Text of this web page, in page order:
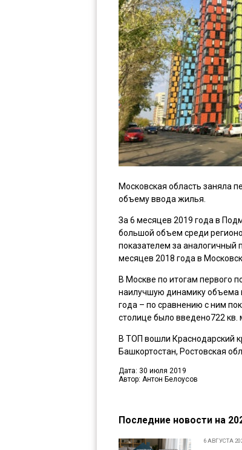
Московская область заняла
объему ввода жилья.
За 6 месяцев 2019 года в
большой объем среди
показателем за аналогичный
месяцев 2018 года в
В Москве по итогам первого
наилучшую динамику объема
года – по сравнению с ним
столице было введено722 кв.
В ТОП вошли Краснодарский
Башкортостан, Ростовская
Дата: 30 июля 2019
Автор: Антон Белоусов
Последние новости на
6 АВГУСТА